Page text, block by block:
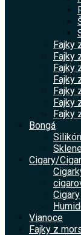
Fajky
Fajky
Fajky
Fajky
Fajky
Fajky
Fajky
Bongá
Cigary/
Cigary
Vianoce
Fajky z